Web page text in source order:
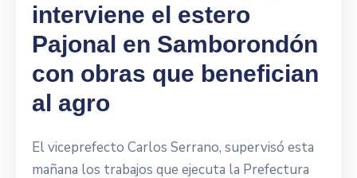
interviene el estero
Pajonal en Samborondón
con obras que benefician
al agro
El viceprefecto Carlos Serrano, supervisó esta
mañana los trabajos que ejecuta la Prefectura